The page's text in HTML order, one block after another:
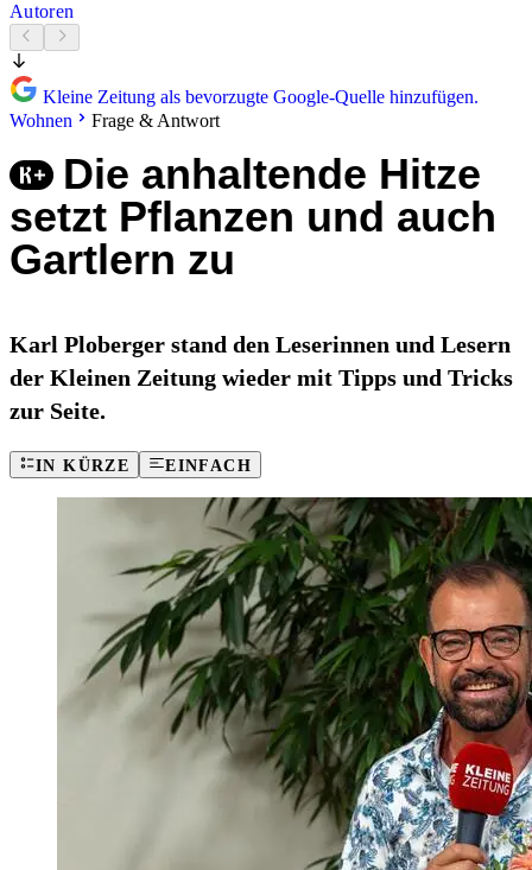
Autoren
Kleine Zeitung als bevorzugte Google-Quelle hinzufügen.
Wohnen
Frage & Antwort
Die anhaltende Hitze
setzt Pflanzen und auch
Gartlern zu
Karl Ploberger stand den Leserinnen und Lesern
der Kleinen Zeitung wieder mit Tipps und Tricks
zur Seite.
IN KÜRZE EINFACH